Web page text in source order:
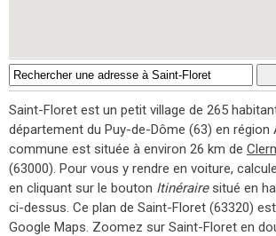
Saint-Floret est un petit village de 265
département du Puy-de-Dôme (63) en région
commune est située à environ 26 km de
(63000). Pour vous y rendre en voiture,
en cliquant sur le bouton Itinérairesitué en
ci-dessus. Ce plan de Saint-Floret (63320)
Google Maps. Zoomez sur Saint-Floret en